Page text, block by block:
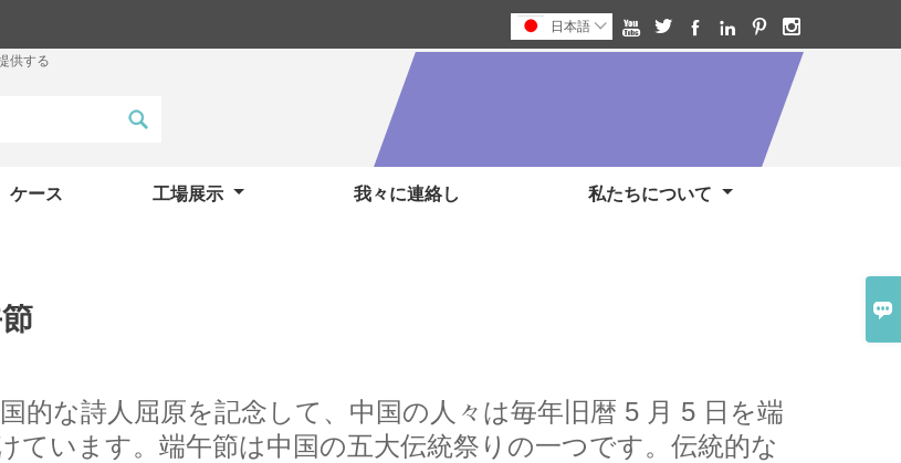

     
日本語 
供する
ケース 工場展示 我々に連絡し 私たちについて
的な詩人屈原を記念して、中国の人々は毎年旧暦 5 月 5 日を端
ています。端午節は中国の五大伝統祭りの一つです。伝統的な